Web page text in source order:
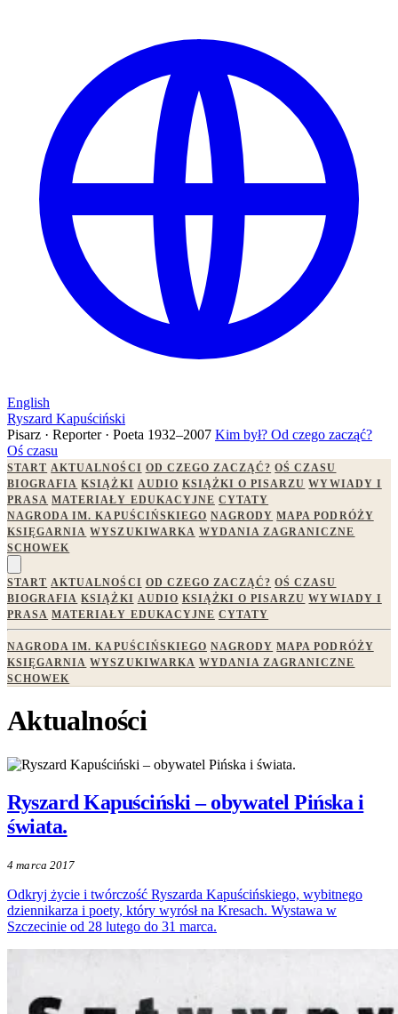
English
Ryszard Kapuściński
Pisarz · Reporter · Poeta 1932–2007 Kim był? Od czego zacząć?
Oś czasu
START AKTUALNOŚCI OD CZEGO ZACZĄĆ? OŚ CZASU
BIOGRAFIA KSIĄŻKI AUDIO KSIĄŻKI O PISARZU WYWIADY I
PRASA MATERIAŁY EDUKACYJNE CYTATY
NAGRODA IM. KAPUŚCIŃSKIEGO NAGRODY MAPA PODRÓŻY
KSIĘGARNIA WYSZUKIWARKA WYDANIA ZAGRANICZNE
SCHOWEK
START AKTUALNOŚCI OD CZEGO ZACZĄĆ? OŚ CZASU
BIOGRAFIA KSIĄŻKI AUDIO KSIĄŻKI O PISARZU WYWIADY I
PRASA MATERIAŁY EDUKACYJNE CYTATY
NAGRODA IM. KAPUŚCIŃSKIEGO NAGRODY MAPA PODRÓŻY
KSIĘGARNIA WYSZUKIWARKA WYDANIA ZAGRANICZNE
SCHOWEK
Aktualności
Ryszard Kapuściński – obywatel Pińska i
świata.
4 marca 2017
Odkryj życie i twórczość Ryszarda Kapuścińskiego, wybitnego
dziennikarza i poety, który wyrósł na Kresach. Wystawa w
Szczecinie od 28 lutego do 31 marca.